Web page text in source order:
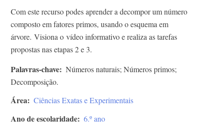
Com este recurso podes aprender a decompor um número
composto em fatores primos, usando o esquema em
árvore. Visiona o vídeo informativo e realiza as tarefas
propostas nas etapas 2 e 3. ​
Palavras-chave
Números naturais; Números primos;
Decomposição.
Área Ciências Exatas e Experimentais
Ano de escolaridade 6.º ano